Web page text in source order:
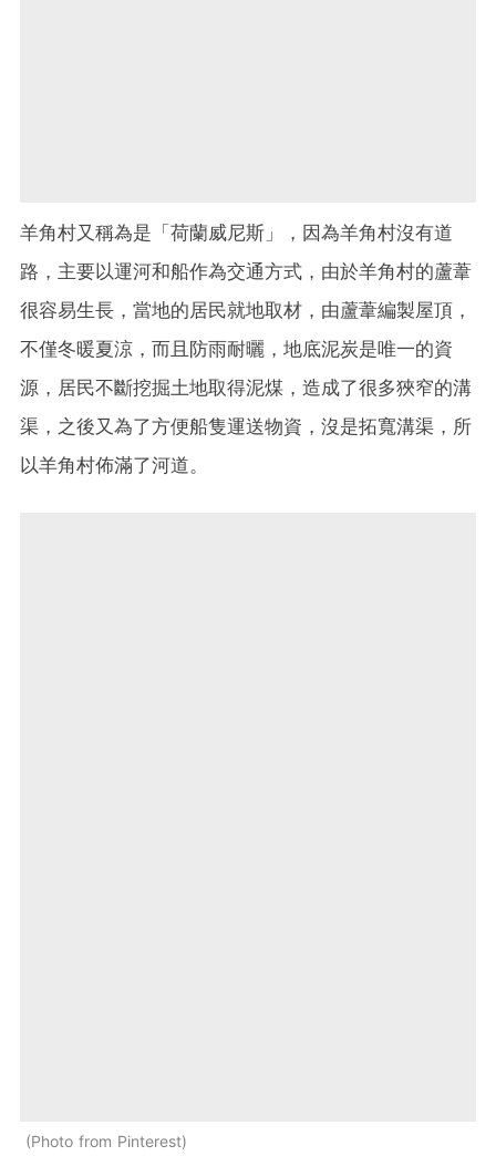
羊角村又稱為是「荷蘭威尼斯」，因為羊角村沒有道
路，主要以運河和船作為交通方式，由於羊角村的蘆葦
很容易生長，當地的居民就地取材，由蘆葦編製屋頂，
不僅冬暖夏涼，而且防雨耐曬，地底泥炭是唯一的資
源，居民不斷挖掘土地取得泥煤，造成了很多狹窄的溝
渠，之後又為了方便船隻運送物資，沒是拓寬溝渠，所
以羊角村佈滿了河道。
Photo from Pinterest